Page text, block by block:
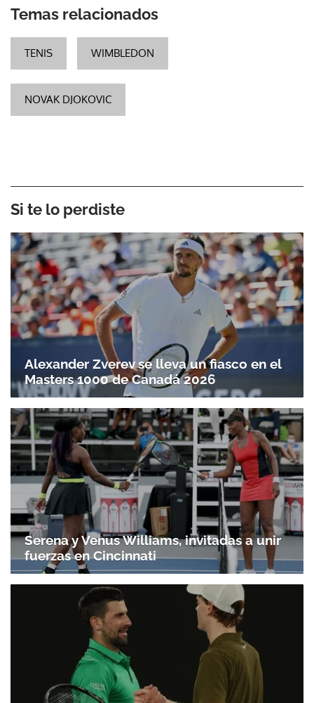
Temas relacionados
TENIS WIMBLEDON
NOVAK DJOKOVIC
Si te lo perdiste
Alexander Zverev se lleva un fiasco en el
Masters 1000 de Canadá 2026
Serena y Venus Williams, invitadas a unir
fuerzas en Cincinnati